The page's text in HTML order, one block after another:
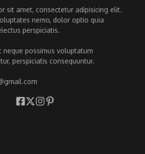
sit amet, consectetur adipisicing elit.
nemo, dolor optio quia
perspiciatis.
neque possimus voluptatum
perspiciatis consequuntur.